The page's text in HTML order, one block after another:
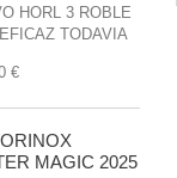
HORL 3 ROBLE
TODAVIA
€
MAGIC 2025